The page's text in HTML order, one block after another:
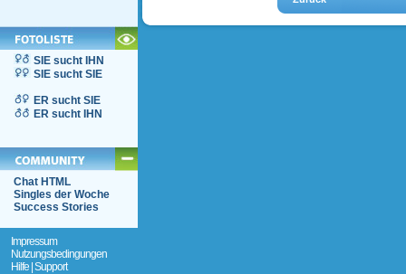
SIE sucht IHN
SIE sucht SIE
ER sucht SIE
ER sucht IHN
Chat HTML
Singles der Woche
Success Stories
Impressum
Nutzungsbedingungen
Hilfe | Support